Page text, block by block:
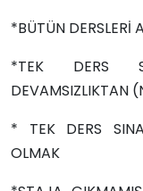
*BÜTÜN DERSLERİ
*TEK DERS
DEVAMSIZLIKTAN
* TEK DERS
OLMAK